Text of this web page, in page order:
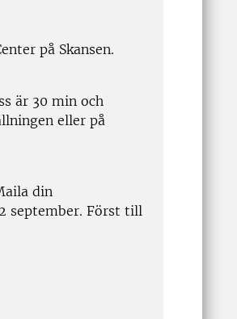
på Skansen.
är 30 min och
eller på
din
september. Först till